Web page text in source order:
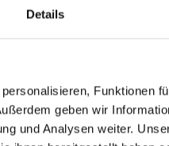
Details
Funktionen
geben wir
und Analysen weiter.
Winter-Festival
Festival
Hofgastein bei